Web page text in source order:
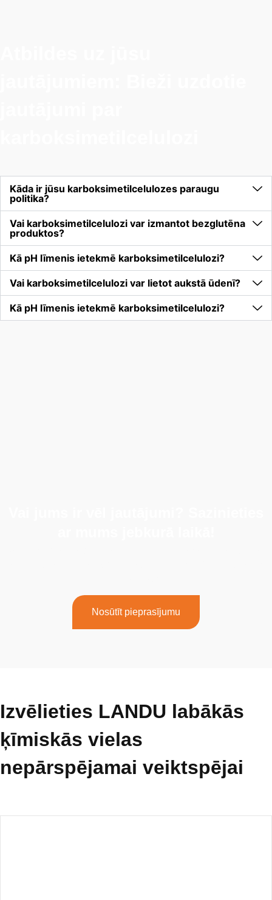
Kāda ir jūsu karboksimetilcelulozes paraugu
politika?
Vai karboksimetilcelulozi var izmantot bezglutēna
produktos?
Kā pH līmenis ietekmē karboksimetilcelulozi?
Vai karboksimetilcelulozi var lietot aukstā ūdenī?
Kā pH līmenis ietekmē karboksimetilcelulozi?
Nosūtīt pieprasījumu
Izvēlieties LANDU labākās
ķīmiskās vielas
nepārspējamai veiktspējai